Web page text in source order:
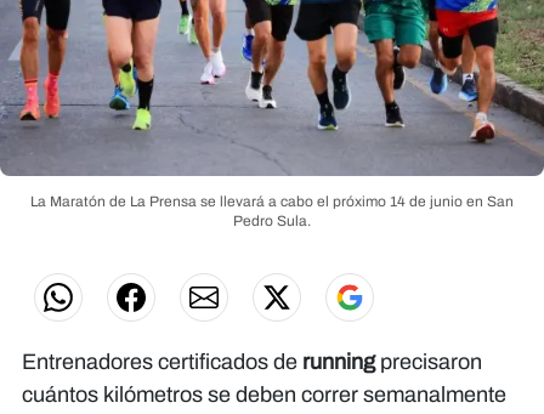
La Maratón de La Prensa se llevará a cabo el próximo 14 de junio en San
Pedro Sula.
Entrenadores certificados de runningprecisaron
cuántos kilómetros se deben correr semanalmente